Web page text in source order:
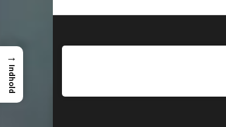
→
Indhold